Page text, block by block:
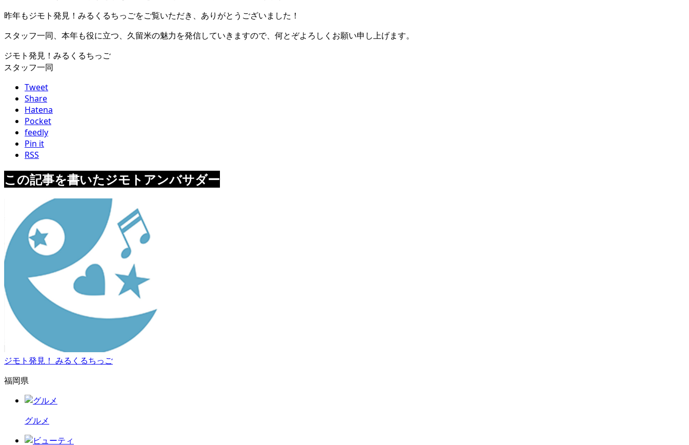
昨年もジモト発見！みるくるちっごをご覧いただき、ありがとうございました！
スタッフ一同、本年も役に立つ、久留米の魅力を発信していきますので、何とぞよろしくお願い申し上げます。
ジモト発見！みるくるちっご
スタッフ一同
Tweet
Share
Hatena
Pocket
feedly
Pin it
RSS
この記事を書いたジモトアンバサダー
ジモト発見！ みるくるちっご
福岡県
グルメ